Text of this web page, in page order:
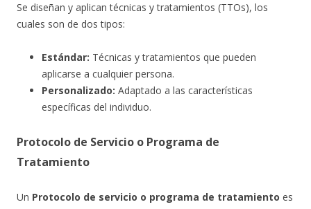
Se diseñan y aplican técnicas y tratamientos (TTOs), los
cuales son de dos tipos:
Estándar: Técnicas y tratamientos que pueden
aplicarse a cualquier persona.
Personalizado: Adaptado a las características
específicas del individuo.
Protocolo de Servicio o Programa de
Tratamiento
Un Protocolo de servicio o programa de tratamiento es